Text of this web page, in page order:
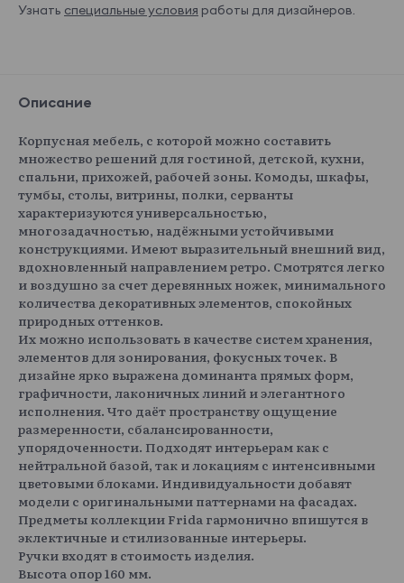
Узнать специальные условия работы для дизайнеров.
Описание
Корпусная мебель, с которой можно составить
множество решений для гостиной, детской, кухни,
спальни, прихожей, рабочей зоны. Комоды, шкафы,
тумбы, столы, витрины, полки, серванты
характеризуются универсальностью,
многозадачностью, надёжными устойчивыми
конструкциями. Имеют выразительный внешний вид,
вдохновленный направлением ретро. Смотрятся легко
и воздушно за счет деревянных ножек, минимального
количества декоративных элементов, спокойных
природных оттенков.
Их можно использовать в качестве систем хранения,
элементов для зонирования, фокусных точек. В
дизайне ярко выражена доминанта прямых форм,
графичности, лаконичных линий и элегантного
исполнения. Что даёт пространству ощущение
размеренности, сбалансированности,
упорядоченности. Подходят интерьерам как с
нейтральной базой, так и локациям с интенсивными
цветовыми блоками. Индивидуальности добавят
модели с оригинальными паттернами на фасадах.
Предметы коллекции Frida гармонично впишутся в
эклектичные и стилизованные интерьеры.
Ручки входят в стоимость изделия.
Высота опор 160 мм.